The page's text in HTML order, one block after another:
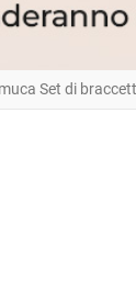
Set di